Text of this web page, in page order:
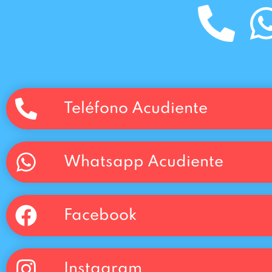
Teléfono Acudiente
Whatsapp Acudiente
Facebook